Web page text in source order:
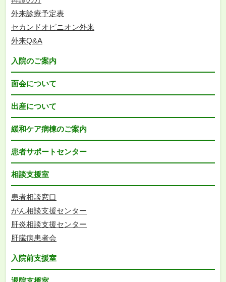
外来診療予定表
セカンドオピニオン外来
外来Q&A
入院のご案内
面会について
出産について
緩和ケア病棟のご案内
患者サポートセンター
相談支援室
患者相談窓口
がん相談支援センター
肝炎相談支援センター
肝臓病患者会
入院前支援室